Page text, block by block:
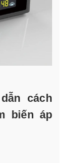
cách
biến áp